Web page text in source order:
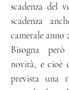
scadenza del
scadenza
camerale anno
Bisogna
novità, e cioè
prevista una